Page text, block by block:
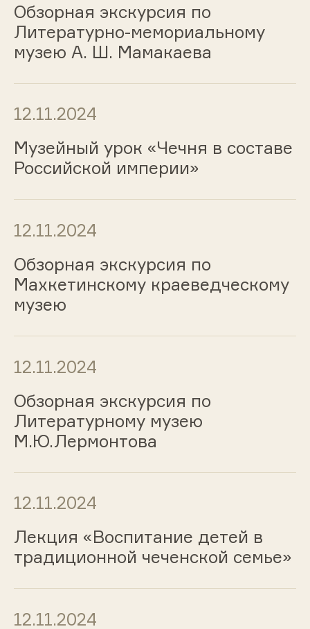
Обзорная экскурсия по
Литературно-мемориальному
музею А. Ш. Мамакаева
12.11.2024
Музейный урок «Чечня в составе
Российской империи»
12.11.2024
Обзорная экскурсия по
Махкетинскому краеведческому
музею
12.11.2024
Обзорная экскурсия по
Литературному музею
М.Ю.Лермонтова
12.11.2024
Лекция «Воспитание детей в
традиционной чеченской семье»
12.11.2024